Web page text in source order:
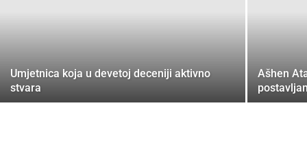
Umjetnica koja u devetoj deceniji aktivno
stvara
Ašhen